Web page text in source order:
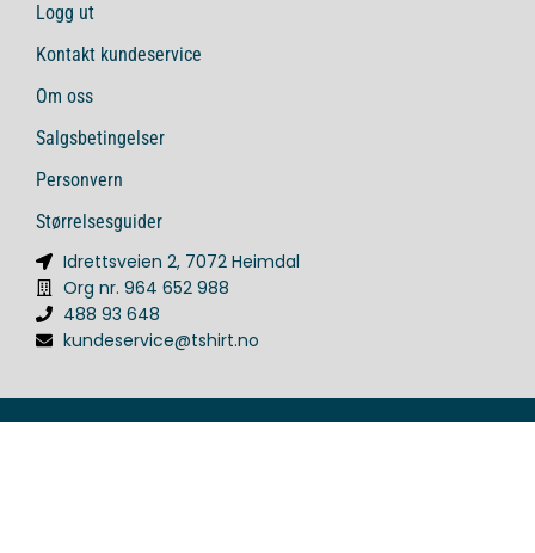
Logg ut
Kontakt kundeservice
Om oss
Salgsbetingelser
Personvern
Størrelsesguider
Idrettsveien 2, 7072 Heimdal
Org nr. 964 652 988
488 93 648
kundeservice@tshirt.no